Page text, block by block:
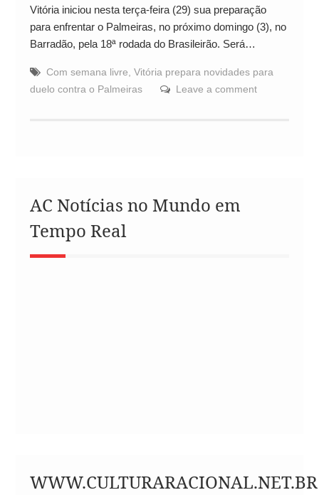
Vitória iniciou nesta terça-feira (29) sua preparação
para enfrentar o Palmeiras, no próximo domingo (3), no
Barradão, pela 18ª rodada do Brasileirão. Será…
Com semana livre Vitória prepara novidades para
duelo contra o Palmeiras
Leave a comment
AC Notícias no Mundo em
Tempo Real
WWW.CULTURARACIONAL.NET.BR